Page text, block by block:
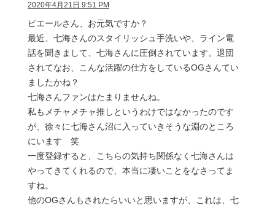
2020年4月21日 9:51 PM
ピエールさん、お元気ですか？
最近、七海さんのスタイリッシュ手洗いや、ライン電
話を聞きまして、七海さんに圧倒されています。退団
されてなお、こんな活躍の仕方をしているOGさんてい
ましたかね？
七海さんファンはたまりませんね。
私もメチャメチャ推しというわけではなかったのです
が、徐々に七海さん沼に入っていきそうな淵のところ
にいます 笑
一度登録すると、こちらの気持ち関係なく七海さんは
やってきてくれるので、本当に凄いことをなさってま
すね。
他のOGさんもされたらいいと思いますが、これは、七